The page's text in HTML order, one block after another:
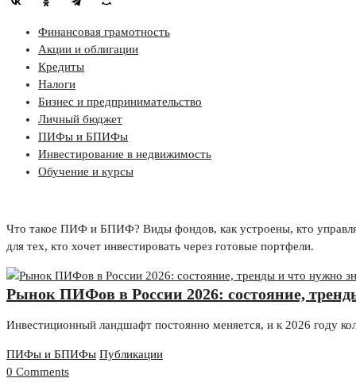
Финансовая грамотность
Акции и облигации
Кредиты
Налоги
Бизнес и предпринимательство
Личный бюджет
ПИФы и БПИФы
Инвестирование в недвижимость
Обучение и курсы
Что такое ПИФ и БПИФ? Виды фондов, как устроены, кто
для тех, кто хочет инвестировать через готовые портфели.
Рынок ПИФов в России 2026: состояние,
Инвестиционный ландшафт постоянно меняется, и к 2026 году
ПИФы и БПИФы Публикации
0 Comments